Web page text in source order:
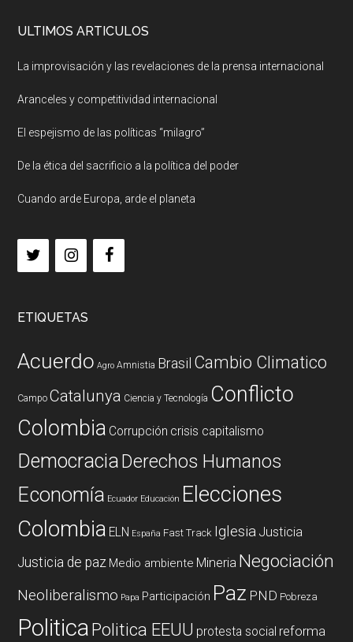
ULTIMOS ARTICULOS
La improvisación y las revelaciones de la prensa internacional
Aranceles y competitividad internacional
El espejismo de las políticas “milagro”
De la ética del sacrificio a la política del poder
Cuando arde Europa, arde el planeta
ETIQUETAS
Acuerdo Agro Amnistia Brasil Cambio Climatico
Campo Catalunya Ciencia y Tecnología Conflicto
Colombia Corrupción crisis capitalismo
DemocraciaDerechos Humanos
Economía Ecuador Educación Elecciones
Colombia ELN España Fast Track Iglesia Justicia
Justicia de paz Medio ambiente Mineria Negociación
Neoliberalismo Papa Participación Paz PND Pobreza
PoliticaPolitica EEUU protesta social reforma